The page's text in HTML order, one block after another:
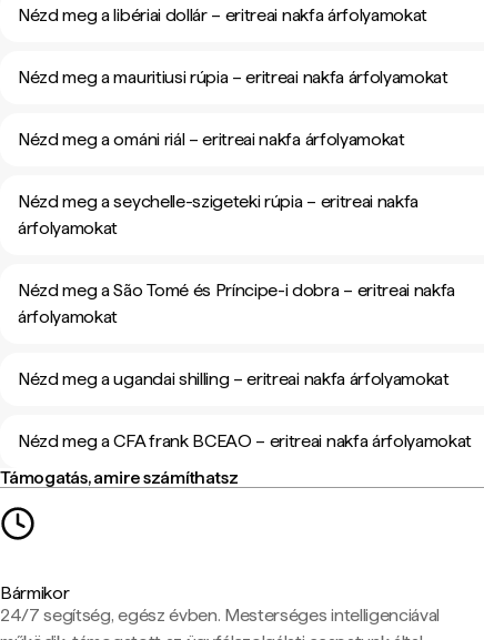
Nézd meg a libériai dollár – eritreai nakfa árfolyamokat
Nézd meg a mauritiusi rúpia – eritreai nakfa árfolyamokat
Nézd meg a ománi riál – eritreai nakfa árfolyamokat
Nézd meg a seychelle-szigeteki rúpia – eritreai nakfa
árfolyamokat
Nézd meg a São Tomé és Príncipe-i dobra – eritreai nakfa
árfolyamokat
Nézd meg a ugandai shilling – eritreai nakfa árfolyamokat
Nézd meg a CFA frank BCEAO – eritreai nakfa árfolyamokat
Támogatás, amire számíthatsz
Bármikor
24/7 segítség, egész évben. Mesterséges intelligenciával